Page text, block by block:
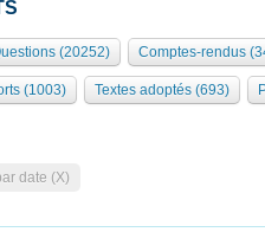
Bureau Collège des
(20252) Comptes-rendus
(1003) Textes adoptés (693)
date (X)